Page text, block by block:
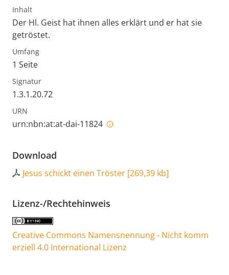
Inhalt
Der Hl. Geist hat ihnen alles erklärt und er hat sie
getröstet.
Umfang
1 Seite
Signatur
1.3.1.20.72
URN
urn:nbn:at:at-dai-11824
Download
Jesus schickt einen Tröster [269,39 kb]
Lizenz-/Rechtehinweis
Creative Commons Namensnennung - Nicht komm
erziell 4.0 International Lizenz